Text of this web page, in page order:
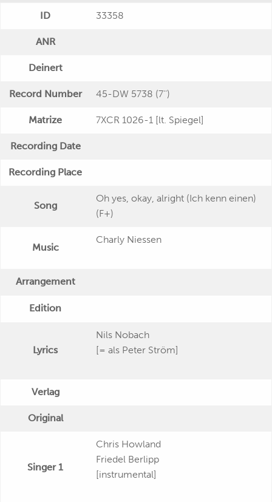
ID 33358
ANR
Deinert
Record Number 45-DW 5738 (7'')
Matrize 7XCR 1026-1 [lt. Spiegel]
Recording Date
Recording Place
Song
Oh yes, okay, alright (Ich kenn einen)
(F+)
Music
Charly Niessen
Arrangement
Edition
Lyrics
Nils Nobach
[= als Peter Ström]
Verlag
Original
Singer 1
Chris Howland
Friedel Berlipp
[instrumental]